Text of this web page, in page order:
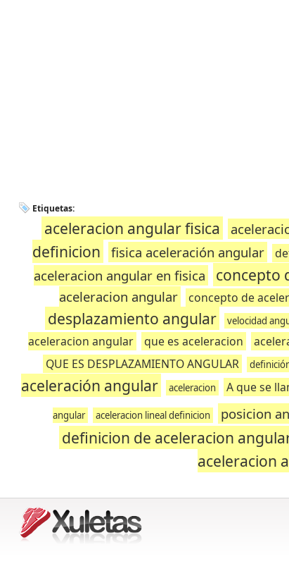
Etiquetas:
aceleracion angular fisica
definicion
fisica aceleración angular
aceleracion angular en fisica
concepto
aceleracion angular
concepto de
desplazamiento angular velocidad
aceleracion angular
que es aceleracion
QUE ES DESPLAZAMIENTO ANGULAR
aceleración angular
aceleracion A que se
angular aceleracion lineal definicion posicion
definicion de aceleracion
aceleracion